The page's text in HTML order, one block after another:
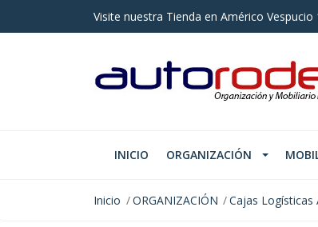
Visite nuestra Tienda en Américo
INICIO ORGANIZACIÓN
Inicio ORGANIZACIÓN Cajas Logísticas